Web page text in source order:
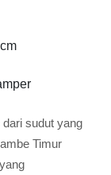
sudut yang
Timur